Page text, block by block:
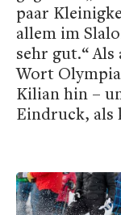
paar
allem im
sehr gut.“ Als
Wort
Kilian hin –
Eindruck, als